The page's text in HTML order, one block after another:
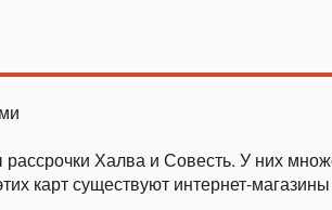
Халва и Совесть. У них
карт существуют интернет-